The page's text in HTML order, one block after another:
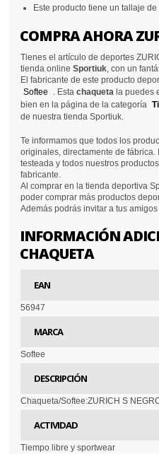
Este producto tiene un tallaje de
COMPRA AHORA
Tienes el artículo de deportes
tienda onlineSportiuk, con un
El fabricante de este producto
Softee
. Estachaqueta la puedes
bien en la página de la categoría
de nuestra tienda Sportiuk.
Te informamos que todos los
originales, directamente de
testeada y todos nuestros
fabricante.
Al comprar en la tienda deportiva
poder comprar más productos
Además podrás invitar a tus
INFORMACIÓN
CHAQUETA
EAN
56947
MARCA
Softee
DESCRIPCIÓN
Chaqueta/Softee:ZURICH S
ACTIVIDAD
Tiempo libre y sportwear